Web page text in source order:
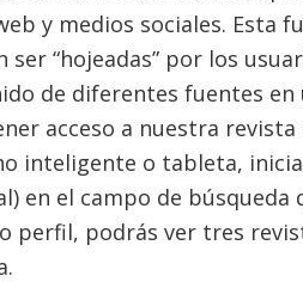
y medios sociales. Esta
ser “hojeadas” por los
de diferentes fuentes en
acceso a nuestra
inteligente o tableta, inicia
en el campo de
perfil, podrás ver tres